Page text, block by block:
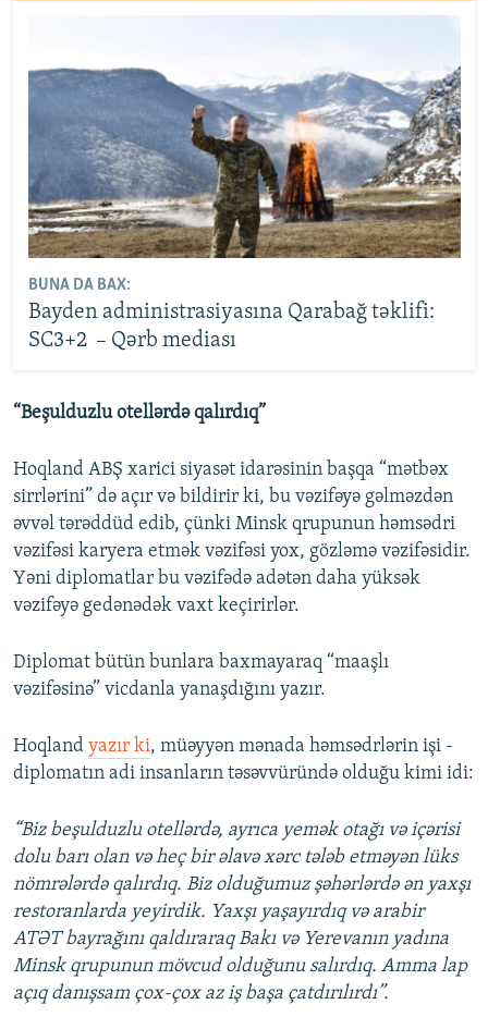
BUNA DA BAX:
Bayden administrasiyasına Qarabağ təklifi:
SC3+2 – Qərb mediası
“Beşulduzlu otellərdə qalırdıq”
Hoqland ABŞ xarici siyasət idarəsinin başqa “mətbəx
sirrlərini” də açır və bildirir ki, bu vəzifəyə gəlməzdən
əvvəl tərəddüd edib, çünki Minsk qrupunun həmsədri
vəzifəsi karyera etmək vəzifəsi yox, gözləmə vəzifəsidir.
Yəni diplomatlar bu vəzifədə adətən daha yüksək
vəzifəyə gedənədək vaxt keçirirlər.
Diplomat bütün bunlara baxmayaraq “maaşlı
vəzifəsinə” vicdanla yanaşdığını yazır.
Hoqland yazır ki, müəyyən mənada həmsədrlərin işi -
diplomatın adi insanların təsəvvüründə olduğu kimi idi:
“Biz beşulduzlu otellərdə, ayrıca yemək otağı və içərisi
dolu barı olan və heç bir əlavə xərc tələb etməyən lüks
nömrələrdə qalırdıq. Biz olduğumuz şəhərlərdə ən yaxşı
restoranlarda yeyirdik. Yaxşı yaşayırdıq və arabir
ATƏT bayrağını qaldıraraq Bakı və Yerevanın yadına
Minsk qrupunun mövcud olduğunu salırdıq. Amma lap
açıq danışsam çox-çox az iş başa çatdırılırdı”.